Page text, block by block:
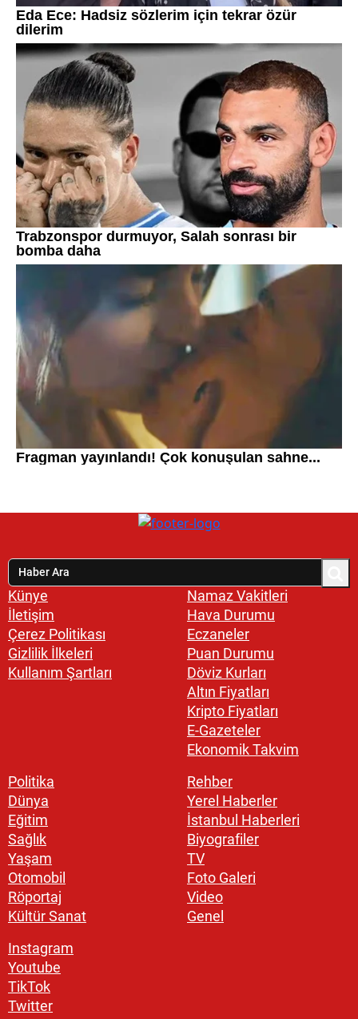
Künye
İletişim
Çerez Politikası
Gizlilik İlkeleri
Kullanım Şartları
Namaz Vakitleri
Hava Durumu
Eczaneler
Puan Durumu
Döviz Kurları
Altın Fiyatları
Kripto Fiyatları
E-Gazeteler
Ekonomik Takvim
Politika
Dünya
Eğitim
Sağlık
Yaşam
Otomobil
Röportaj
Kültür Sanat
Rehber
Yerel Haberler
İstanbul Haberleri
Biyografiler
TV
Foto Galeri
Video
Genel
Instagram
Youtube
TikTok
Twitter